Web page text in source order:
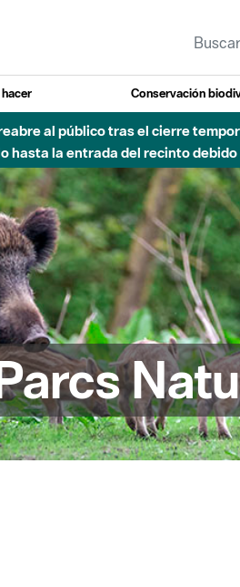
Conservación
al público tras el cierre
la entrada del recinto